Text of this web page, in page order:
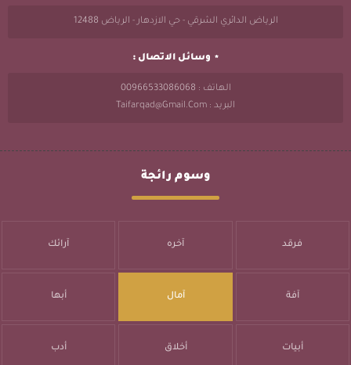
الرياض الدائري الشرقي - حي الازدهار - الرياض 12488
وسائل الاتصال :
الهاتف : 00966533086068
البريد : Taifarqad@gmail.com
وسوم رائجة
فرقد آخره آرائك
آفة آمال أبها
أبيات أخلاق أدب